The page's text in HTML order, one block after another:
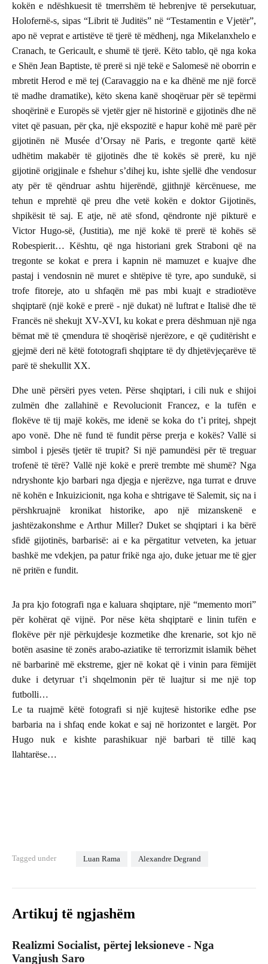
kokën e ndëshkuesit të tmerrshëm të hebrenjve të persekutuar,
Holofernë-s, sipas “Librit të Juditës” në “Testamentin e Vjetër”,
apo në veprat e artistëve të tjerë të mëdhenj, nga Mikelanxhelo e
Cranach, te Gericault, e shumë të tjerë. Këto tablo, që nga koka
e Shën Jean Baptiste, të prerë si një tekë e Salomesë në oborrin e
mbretit Herod e më tej (Caravaggio na e ka dhënë me një forcë
të madhe dramatike), këto skena kanë shoqëruar për së tepërmi
shoqërinë e Europës së vjetër gjer në historinë e gijotinës dhe në
vitet që pasuan, për çka, një ekspozitë e hapur kohë më parë për
gijotinën në Musée d’Orsay në Paris, e tregonte qartë këtë
udhëtim makabër të gijotinës dhe të kokës së prerë, ku një
gijotinë origjinale e fshehur s’dihej ku, ishte sjellë dhe vendosur
aty për të qëndruar ashtu hijerëndë, gjithnjë kërcënuese, me
tehun e mprehtë që preu dhe vetë kokën e doktor Gijotinës,
shpikësit të saj. E atje, në atë sfond, qëndronte një pikturë e
Victor Hugo-së, (Justitia), me një kokë të prerë të kohës së
Robespierit… Kështu, që nga historiani grek Straboni që na
tregonte se kokat e prera i kapnin në mamuzet e kuajve dhe
pastaj i vendosnin në muret e shtëpive të tyre, apo sundukë, si
trofe fitoreje, ato u shfaqën më pas mbi kuajt e stradiotëve
shqiptarë (një kokë e prerë - një dukat) në luftrat e Italisë dhe të
Francës në shekujt XV-XVI, ku kokat e prera dëshmuan një nga
bëmat më të çmendura të shoqërisë njerëzore, e që çuditërisht e
gjejmë deri në këtë fototografi shqiptare të dy dhjetëvjeçarëve të
parë të shekullit XX.
Dhe unë përsëri pyes veten. Përse shqiptari, i cili nuk e shijoi
zulmën dhe zallahinë e Revolucionit Francez, e la tufën e
flokëve të tij majë kokës, me idenë se koka do t’i pritej, shpejt
apo vonë. Dhe në fund të fundit përse prerja e kokës? Vallë si
simbol i pjesës tjetër të trupit? Si një pamundësi për të treguar
trofenë të tërë? Vallë një kokë e prerë trembte më shumë? Nga
ndryshonte kjo barbari nga djegja e njerëzve, nga turrat e druve
në kohën e Inkuizicionit, nga koha e shtrigave të Salemit, siç na i
përshkruajnë kronikat historike, apo një mizanskenë e
jashtëzakonshme e Arthur Miller? Duket se shqiptari i ka bërë
sfidë gijotinës, barbarisë: ai e ka përgatitur vetveten, ka jetuar
bashkë me vdekjen, pa patur frikë nga ajo, duke jetuar me të gjer
në pritën e fundit.
Ja pra kjo fotografi nga e kaluara shqiptare, një “memento mori”
për kohërat që vijnë. Por nëse këta shqiptarë e linin tufën e
flokëve për një përkujdesje kozmetike dhe krenarie, sot kjo në
botën asasine të zonës arabo-aziatike të terrorizmit islamik bëhet
në barbarinë më ekstreme, gjer në kokat që i vinin para fëmijët
duke i detyruar t’i shqelmonin për të luajtur si me një top
futbolli…
Le ta ruajmë këtë fotografi si një kujtesë historike edhe pse
barbaria na i shfaq ende kokat e saj në horizontet e largët. Por
Hugo nuk e kishte parashikuar një barbari të tillë kaq
llahtarëse…
Tagged under Luan Rama Alexandre Degrand
Artikuj të ngjashëm
Realizmi Socialist, përtej leksioneve - Nga
Vangjush Saro